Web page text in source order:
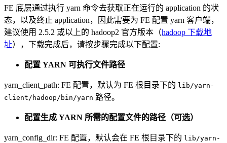
FE 底层通过执行 yarn 命令去获取正在运行的 application 的状
态，以及终止 application，因此需要为 FE 配置 yarn 客户端，
建议使用 2.5.2 或以上的 hadoop2 官方版本（hadoop 下载地
址），下载完成后，请按步骤完成以下配置:
配置 YARN 可执行文件路径
yarn_client_path: FE 配置，默认为 FE 根目录下的 lib/yarn-
client/hadoop/bin/yarn 路径。
配置生成 YARN 所需的配置文件的路径（可选）
yarn_config_dir: FE 配置，默认会在 FE 根目录下的 lib/yarn-